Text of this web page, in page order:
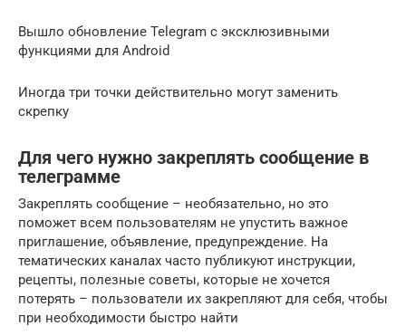
Вышло обновление Telegram с эксклюзивными
функциями для Android
Иногда три точки действительно могут заменить
скрепку
Для чего нужно закреплять сообщение в
телеграмме
Закреплять сообщение – необязательно, но это
поможет всем пользователям не упустить важное
приглашение, объявление, предупреждение. На
тематических каналах часто публикуют инструкции,
рецепты, полезные советы, которые не хочется
потерять – пользователи их закрепляют для себя, чтобы
при необходимости быстро найти